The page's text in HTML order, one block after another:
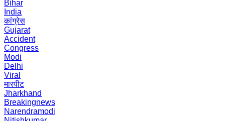
Bihar
India
कांग्रेस
Gujarat
Accident
Congress
Modi
Delhi
Viral
मारपीट
Jharkhand
Breakingnews
Narendramodi